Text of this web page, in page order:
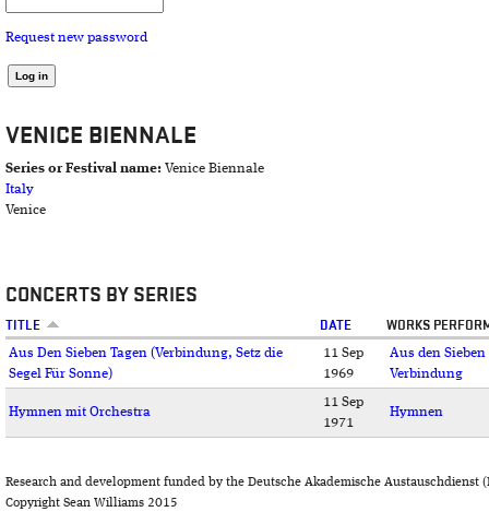
Request new password
VENICE BIENNALE
Series or Festival name: Venice Biennale
Italy
Venice
CONCERTS BY SERIES
TITLE DATE WORKS
Aus Den Sieben Tagen (Verbindung, Setz die
Segel Für Sonne)
11 Sep
1969
Aus den Sieben
Verbindung
Hymnen mit Orchestra
11 Sep
1971
Hymnen
Research and development funded by the Deutsche Akademische Austauschdienst
Copyright Sean Williams 2015